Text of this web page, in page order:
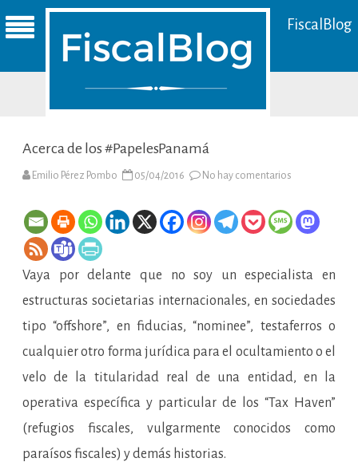
FiscalBlog
Acerca de los #PapelesPanamá
Emilio Pérez Pombo 05/04/2016 No hay comentarios
los
Vaya por delante que no soy un especialista en
estructuras societarias internacionales, en sociedades
tipo “offshore”, en fiducias, “nominee”, testaferros o
cualquier otro forma jurídica para el ocultamiento o el
velo de la titularidad real de una entidad, en la
operativa específica y particular de los “Tax Haven”
(refugios fiscales, vulgarmente conocidos como
paraísos fiscales) y demás historias.